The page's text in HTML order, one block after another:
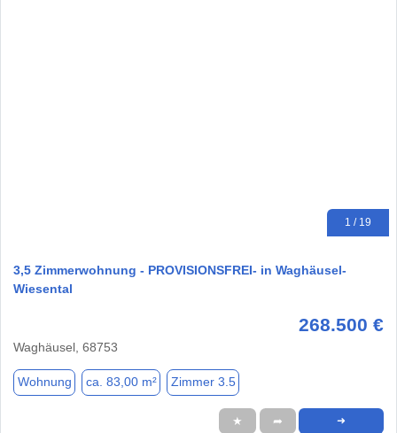
1 / 19
3,5 Zimmerwohnung - PROVISIONSFREI- in Waghäusel-
Wiesental
268.500 €
Waghäusel, 68753
Wohnung ca. 83,00 m² Zimmer 3.5
★ ➦ ➜